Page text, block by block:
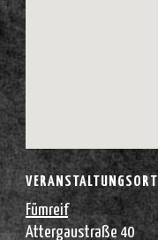
VERANSTALTUNGSORT
Fümreif
Attergaustraße 40